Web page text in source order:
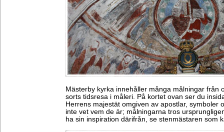
Mästerby kyrka innehåller många målningar från
sorts tidsresa i måleri. På kortet ovan ser du
Herrens majestät omgiven av apostlar, symboler
inte vet vem de är; målningarna tros
ha sin inspiration därifrån, se stenmästaren som